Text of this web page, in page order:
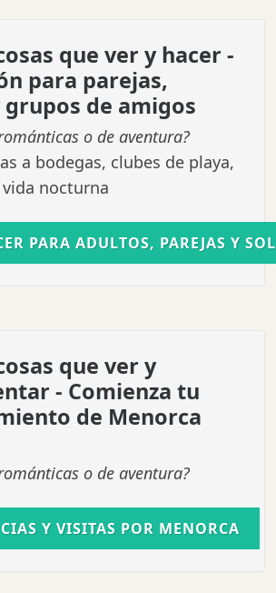
que ver y hacer -
para parejas,
de amigos
o de aventura?
a bodegas, clubes de playa,
nocturna
PARA ADULTOS, PAREJAS Y
que ver y
- Comienza tu
de Menorca
o de aventura?
Y VISITAS POR MENORCA